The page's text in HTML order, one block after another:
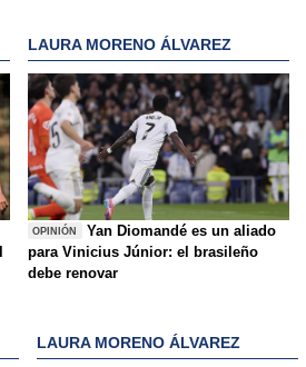
LAURA MORENO ÁLVAREZ
OPINIÓN
Yan Diomandé es un aliado
para Vinicius Júnior: el brasileño
debe renovar
LAURA MORENO ÁLVAREZ